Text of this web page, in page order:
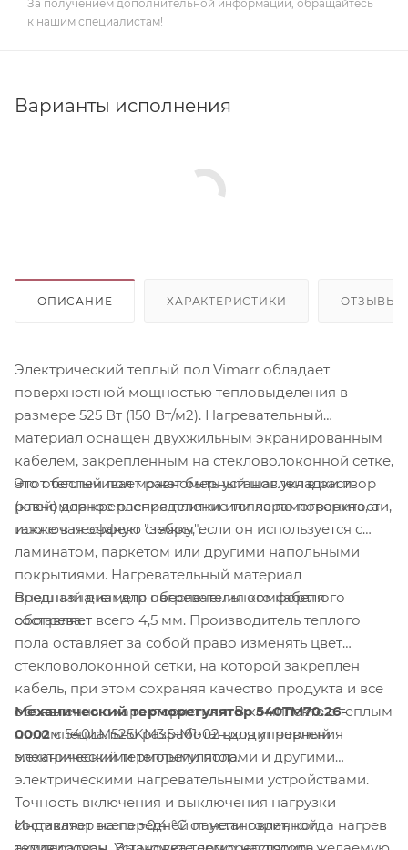
За получением дополнительной информации, обращайтесь
к нашим специалистам!
Варианты исполнения
ОПИСАНИЕ ХАРАКТЕРИСТИКИ ОТЗЫВЫ
Электрический теплый пол Vimarr обладает
поверхностной мощностью тепловыделения в
размере 525 Вт (150 Вт/м2). Нагревательный
материал оснащен двухжильным экранированным
кабелем, закрепленным на стекловолоконной сетке,
что обеспечивает равномерный шаг укладки и
равномерное распределение тепла по поверхности,
исключая эффект "зебры".
Этот теплый пол может быть установлен в раствор
(клей) для крепления плитки или керамогранита, а
также в песчаную стяжку, если он используется с
ламинатом, паркетом или другими напольными
покрытиями. Нагревательный материал
предназначен для обеспечения комфортного
обогрева.
Внешний диаметр нагревательного кабеля
составляет всего 4,5 мм. Производитель теплого
пола оставляет за собой право изменять цвет
стекловолоконной сетки, на которой закреплен
кабель, при этом сохраняя качество продукта и все
объявленные характеристики. В комплекте с теплым
полом 540LM525KM3.5-M1-02 входит черный
механический терморегулятор.
Механический терморегулятор 540TM70.26-
0002специально разработан для управления
электрическими теплыми полами и другими
электрическими нагревательными устройствами.
Точность включения и выключения нагрузки
составляет всего +0,4 °C от установленной
Индикатор на передней панели горит, когда нагрев